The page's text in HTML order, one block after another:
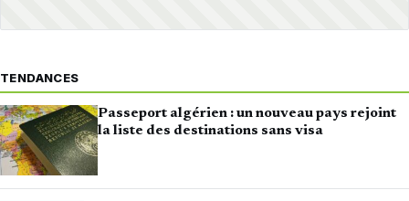
TENDANCES
Passeport algérien : un nouveau pays rejoint
la liste des destinations sans visa